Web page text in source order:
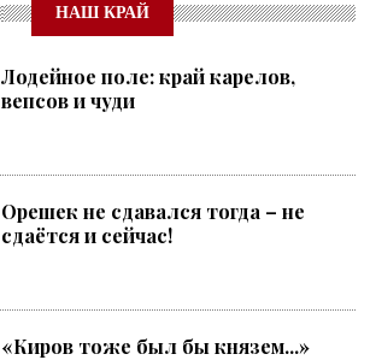
НАШ КРАЙ
Лодейное поле: край карелов,
вепсов и чуди
Орешек не сдавался тогда – не
сдаётся и сейчас!
«Киров тоже был бы князем...»